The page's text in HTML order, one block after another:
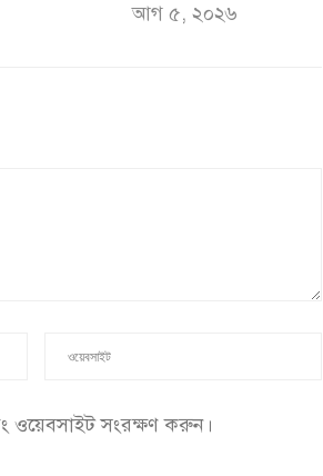
আগ ৫, ২০২৬
ওয়েবসাইট সংরক্ষণ করুন।